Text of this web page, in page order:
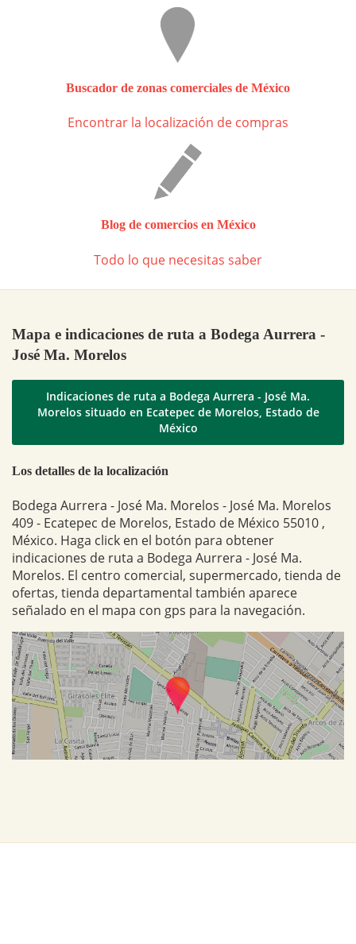
Buscador de zonas comerciales de México
Encontrar la localización de compras
Blog de comercios en México
Todo lo que necesitas saber
Mapa e indicaciones de ruta a Bodega Aurrera -
José Ma. Morelos
Indicaciones de ruta a Bodega Aurrera - José Ma.
Morelos situado en Ecatepec de Morelos, Estado de
México
Los detalles de la localización
Bodega Aurrera - José Ma. Morelos - José Ma. Morelos
409 - Ecatepec de Morelos, Estado de México 55010 ,
México. Haga click en el botón para obtener
indicaciones de ruta a Bodega Aurrera - José Ma.
Morelos. El centro comercial, supermercado, tienda de
ofertas, tienda departamental también aparece
señalado en el mapa con gps para la navegación.